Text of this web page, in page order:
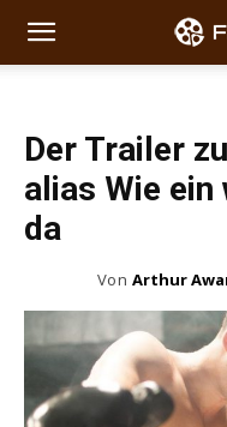
Der Trailer
alias Wie
da
Von Arthur